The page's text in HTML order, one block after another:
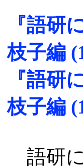
『語研
枝子編
『語研
枝子編
語研